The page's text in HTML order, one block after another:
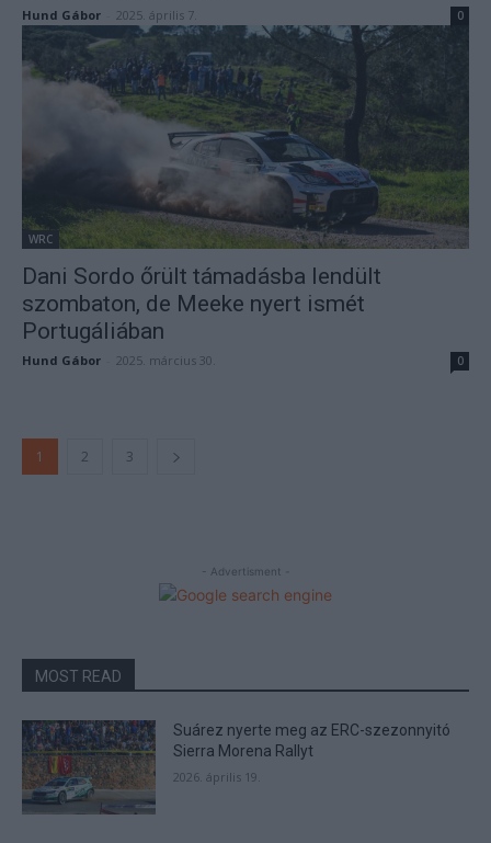
Hund Gábor 2025. április 7. 0
WRC
Dani Sordo őrült támadásba lendült
szombaton, de Meeke nyert ismét
Portugáliában
Hund Gábor 2025. március 30. 0
1 2 3
- Advertisment -
MOST READ
Suárez nyerte meg az ERC-szezonnyitó
Sierra Morena Rallyt
2026. április 19.